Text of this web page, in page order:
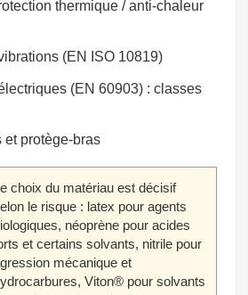
thermique / anti-chaleur
(EN ISO 10819)
(EN 60903) : classes
et protège-bras
choix du matériau est décisif
le risque : latex pour agents
néoprène pour acides
et certains solvants, nitrile pour
mécanique et
Viton® pour solvants